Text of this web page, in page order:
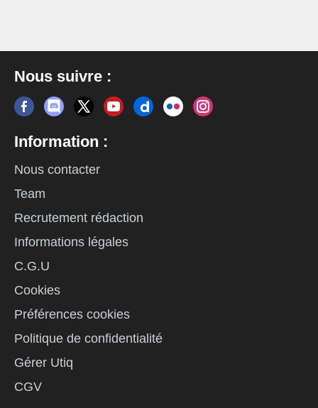
Nous suivre :
Information :
Nous contacter
Team
Recrutement rédaction
Informations légales
C.G.U
Cookies
Préférences cookies
Politique de confidentialité
Gérer Utiq
CGV